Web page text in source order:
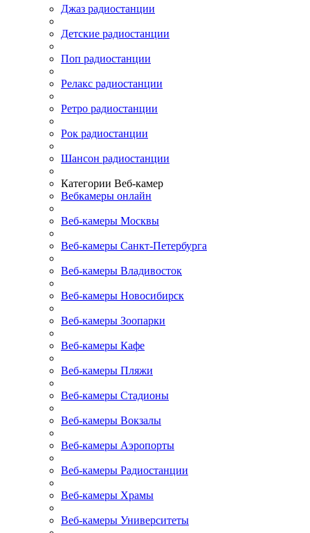
Джаз радиостанции
Детские радиостанции
Поп радиостанции
Релакс радиостанции
Ретро радиостанции
Рок радиостанции
Шансон радиостанции
Категории Веб-камер
Вебкамеры онлайн
Веб-камеры Москвы
Веб-камеры Санкт-Петербурга
Веб-камеры Владивосток
Веб-камеры Новосибирск
Веб-камеры Зоопарки
Веб-камеры Кафе
Веб-камеры Пляжи
Веб-камеры Стадионы
Веб-камеры Вокзалы
Веб-камеры Аэропорты
Веб-камеры Радиостанции
Веб-камеры Храмы
Веб-камеры Университеты